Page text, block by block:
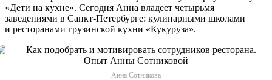
«Дети на кухне». Сегодня Анна владеет четырьмя
заведениями в Санкт-Петербурге: кулинарными школами
и ресторанами грузинской кухни «Кукуруза».
Анна Сотникова